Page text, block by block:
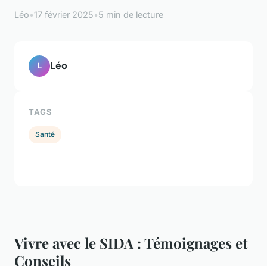
Léo•17 février 2025•5 min de lecture
Vivre avec le SIDA : Témoignages et
Conseils
L Léo
TAGS
Santé